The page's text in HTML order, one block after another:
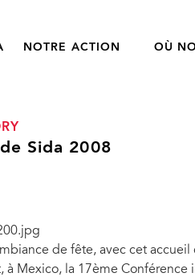
NOTRE ACTION OÙ
Sida 2008
de fête, avec cet
à Mexico, la 17ème Conférence